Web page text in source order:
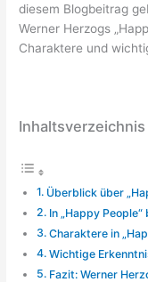
diesem Blogbeitrag
Werner Herzogs
Charaktere und
Inhaltsverzeichnis
Überblick über
In „Happy
Charaktere in
Wichtige
Fazit: Werner